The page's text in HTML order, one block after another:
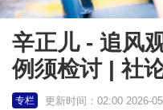
辛正儿 - 追风
例须检讨 | 社
专栏 更新时间：02:00 2026-